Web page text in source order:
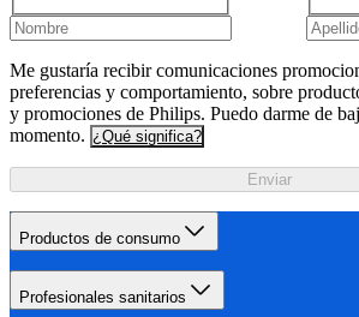
Me gustaría recibir comunicaciones
preferencias y comportamiento, sobre
y promociones de Philips. Puedo darme de
momento. ¿Qué significa?
Enviar
Productos de consumo
Profesionales sanitarios